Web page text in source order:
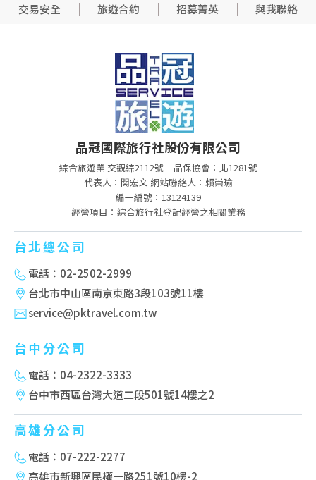
交易安全
旅遊合約 招募菁英 與我聯絡
品冠國際旅行社股份有限公司
綜合旅遊業 交觀綜2112號
品保協會：北1281號
代表人：関宏文 網站聯絡人：賴崇瑜
編一編號：13124139
經營項目：綜合旅行社登記經營之相關業務
台北總公司
電話：02-2502-2999
台北市中山區南京東路3段103號11樓
service@pktravel.com.tw
台中分公司
電話：04-2322-3333
台中市西區台灣大道二段501號14樓之2
高雄分公司
電話：07-222-2277
高雄市新興區民權一路251號10樓-2